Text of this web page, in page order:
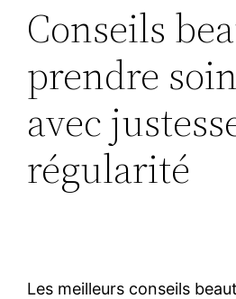
Conseils
prendre
avec
régularité
Les meilleurs conseils